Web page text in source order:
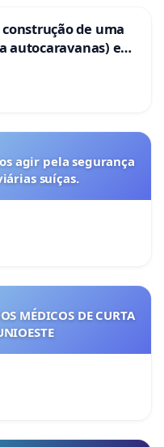
de uma
autocaravanas) em
agir pela segurança
suíças.
MÉDICOS DE CURTA